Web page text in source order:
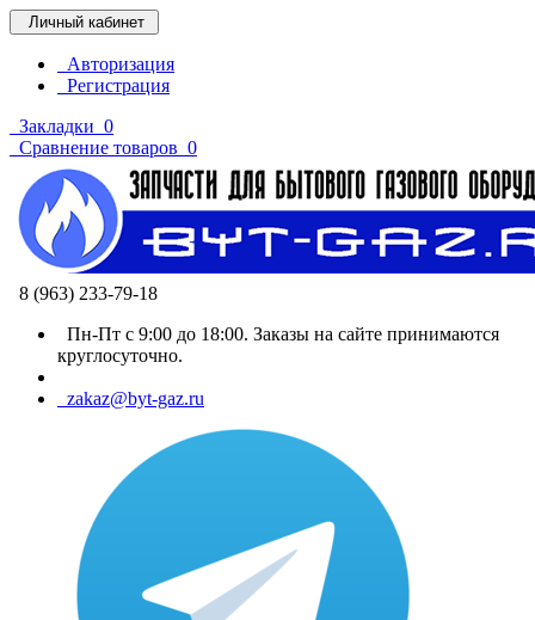
Личный кабинет
Авторизация
Регистрация
Закладки 0
Сравнение товаров 0
8 (963) 233-79-18
Пн-Пт с 9:00 до 18:00. Заказы на сайте принимаются
круглосуточно.
zakaz@byt-gaz.ru